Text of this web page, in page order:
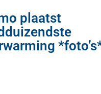
plaatst